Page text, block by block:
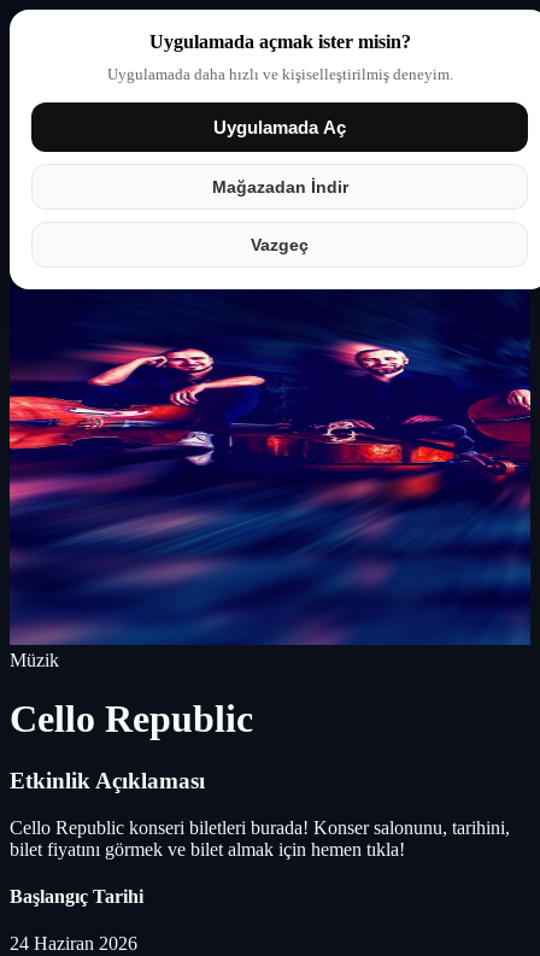
Uygulamada açmak ister misin?
Uygulamada daha hızlı ve kişiselleştirilmiş deneyim.
Uygulamada Aç
Mağazadan İndir
Vazgeç
Giriş yap Partner
Müzik
Cello Republic
Etkinlik Açıklaması
Cello Republic konseri biletleri burada! Konser salonunu, tarihini,
bilet fiyatını görmek ve bilet almak için hemen tıkla!
Başlangıç Tarihi
24 Haziran 2026